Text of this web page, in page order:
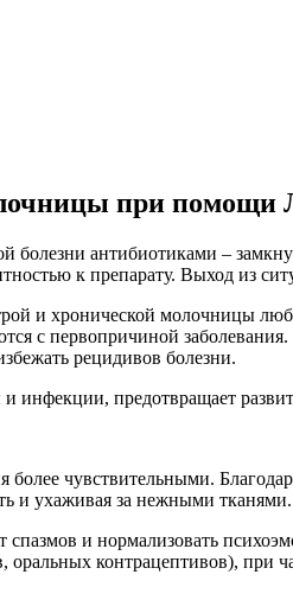
при помощи
антибиотиками –
к препарату. Выход из
и хронической молочницы
с первопричиной
рецидивов болезни.
предотвращает
чувствительными.
и ухаживая за нежными тканями.
и нормализовать
контрацептивов), при